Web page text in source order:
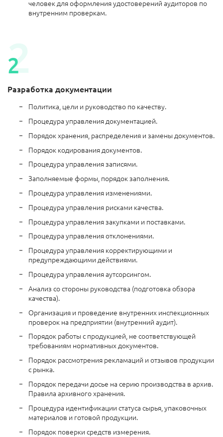
человек для оформления удостоверений аудиторов по
внутренним проверкам.
Разработка документации
Политика, цели и руководство по качеству.
Процедура управления документацией.
Порядок хранения, распределения и замены документов.
Порядок кодирования документов.
Процедура управления записями.
Заполняемые формы, порядок заполнения.
Процедура управления изменениями.
Процедура управления рисками качества.
Процедура управления закупками и поставками.
Процедура управления отклонениями.
Процедура управления корректирующими и
предупреждающими действиями.
Процедура управления аутсорсингом.
Анализ со стороны руководства (подготовка обзора
качества).
Организация и проведение внутренних инспекционных
проверок на предприятии (внутренний аудит).
Порядок работы с продукцией, не соответствующей
требованиям нормативных документов.
Порядок рассмотрения рекламаций и отзывов продукции
с рынка.
Порядок передачи досье на серию производства в архив.
Правила архивного хранения.
Процедура идентификации статуса сырья, упаковочных
материалов и готовой продукции.
Порядок поверки средств измерения.